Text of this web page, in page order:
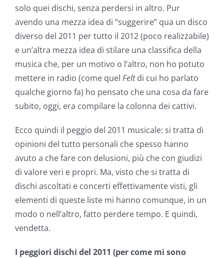
solo quei dischi, senza perdersi in altro. Pur
avendo una mezza idea di “suggerire” qua un disco
diverso del 2011 per tutto il 2012 (poco realizzabile)
e un’altra mezza idea di stilare una classifica della
musica che, per un motivo o l’altro, non ho potuto
mettere in radio (come quel Feltdi cui ho parlato
qualche giorno fa) ho pensato che una cosa da fare
subito, oggi, era compilare la colonna dei cattivi.
Ecco quindi il peggio del 2011 musicale: si tratta di
opinioni del tutto personali che spesso hanno
avuto a che fare con delusioni, più che con giudizi
di valore veri e propri. Ma, visto che si tratta di
dischi ascoltati e concerti effettivamente visti, gli
elementi di queste liste mi hanno comunque, in un
modo o nell’altro, fatto perdere tempo. E quindi,
vendetta.
I peggiori dischi del 2011 (per come mi sono